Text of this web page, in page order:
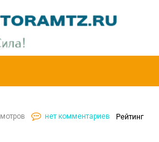
нет комментариев Рейтинг